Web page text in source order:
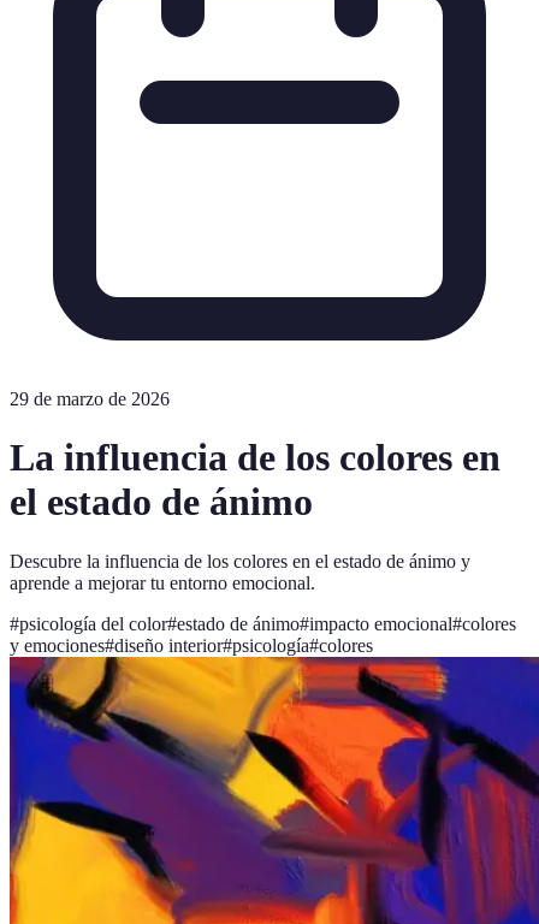
29 de marzo de 2026
La influencia de los colores en
el estado de ánimo
Descubre la influencia de los colores en el estado de ánimo y
aprende a mejorar tu entorno emocional.
#psicología del color#estado de ánimo#impacto emocional#colores
y emociones#diseño interior#psicología#colores